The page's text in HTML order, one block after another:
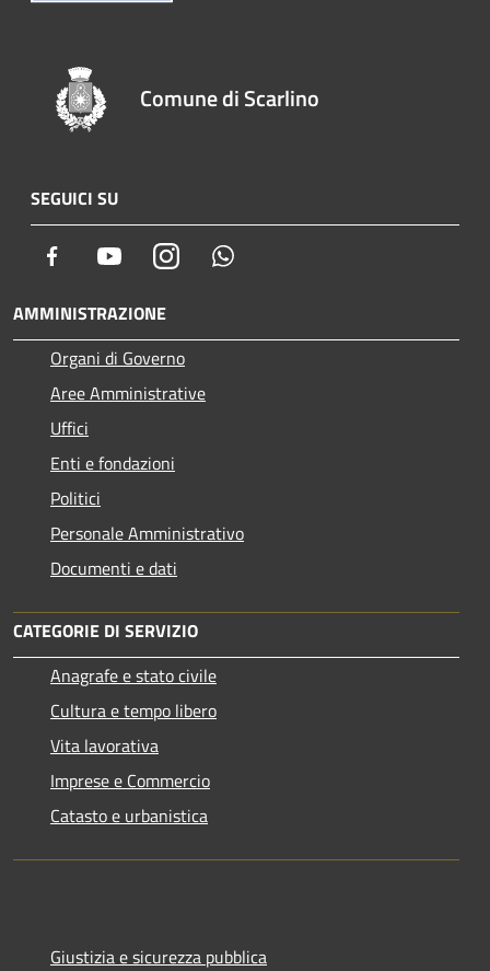
Comune di Scarlino
SEGUICI SU
Facebook YoutubeInstagram
AMMINISTRAZIONE
Organi di Governo
Aree Amministrative
Uffici
Enti e fondazioni
Politici
Personale Amministrativo
Documenti e dati
CATEGORIE DI SERVIZIO
Anagrafe e stato civile
Cultura e tempo libero
Vita lavorativa
Imprese e Commercio
Catasto e urbanistica
Giustizia e sicurezza pubblica